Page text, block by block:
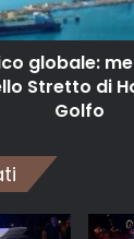
globale:
Stretto di
Golfo